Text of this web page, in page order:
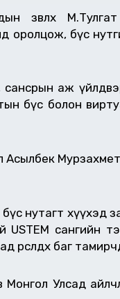
М.Тулгат
бүс
аж
бүс болон
нутагт
USTEM
өрсөлдөх баг
Монгол Улсад